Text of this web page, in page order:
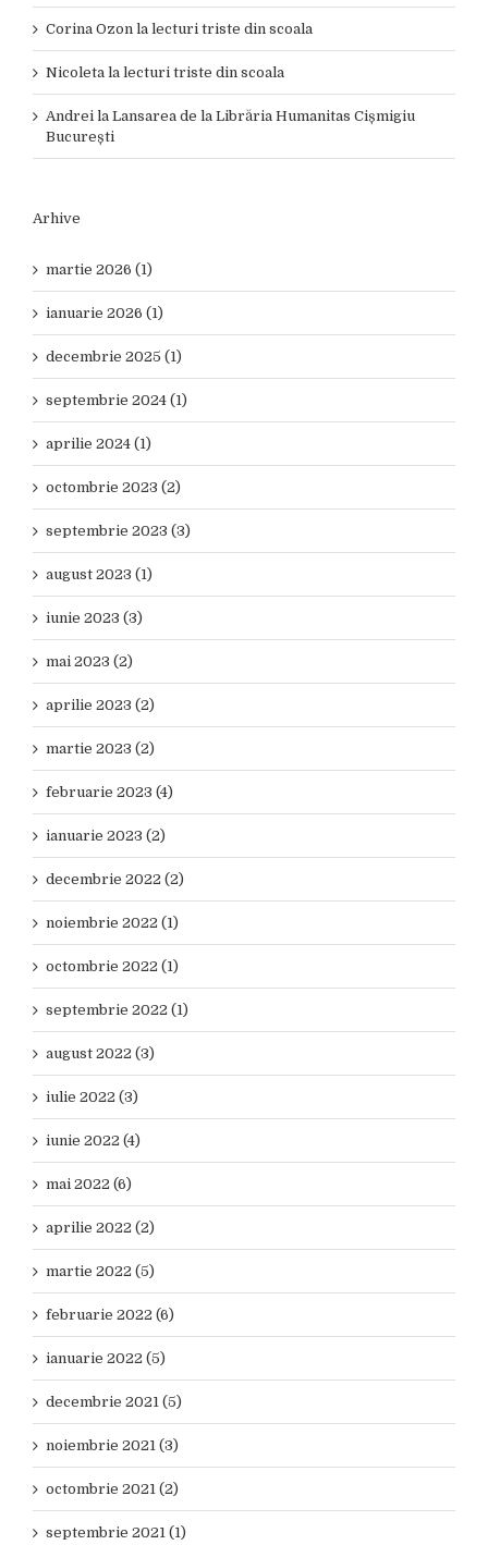
Corina Ozon la lecturi triste din scoala
Nicoleta la lecturi triste din scoala
Andrei la Lansarea de la Librăria Humanitas Cișmigiu
București
Arhive
martie 2026 (1)
ianuarie 2026 (1)
decembrie 2025 (1)
septembrie 2024 (1)
aprilie 2024 (1)
octombrie 2023 (2)
septembrie 2023 (3)
august 2023 (1)
iunie 2023 (3)
mai 2023 (2)
aprilie 2023 (2)
martie 2023 (2)
februarie 2023 (4)
ianuarie 2023 (2)
decembrie 2022 (2)
noiembrie 2022 (1)
octombrie 2022 (1)
septembrie 2022 (1)
august 2022 (3)
iulie 2022 (3)
iunie 2022 (4)
mai 2022 (6)
aprilie 2022 (2)
martie 2022 (5)
februarie 2022 (6)
ianuarie 2022 (5)
decembrie 2021 (5)
noiembrie 2021 (3)
octombrie 2021 (2)
septembrie 2021 (1)